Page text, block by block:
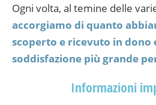
Ogni volta, al temine delle
accorgiamo di quanto
scoperto e ricevuto in dono
soddisfazione più grande
Informazioni